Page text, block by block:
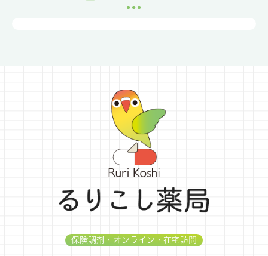
保険調剤・オンライン・在宅訪問